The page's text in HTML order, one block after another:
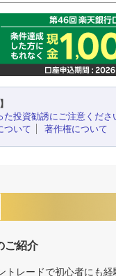
た投資勧誘にご注意くださ
ついて
著作権について
ご紹介
トレードで初心者にも